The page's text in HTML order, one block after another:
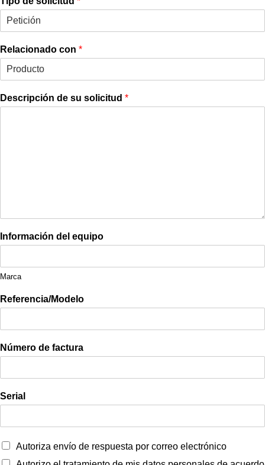
Relacionado con *
Descripción de su solicitud *
Información del equipo
Marca
Referencia/Modelo
Número de factura
Serial
Autoriza envío de respuesta por correo electrónico